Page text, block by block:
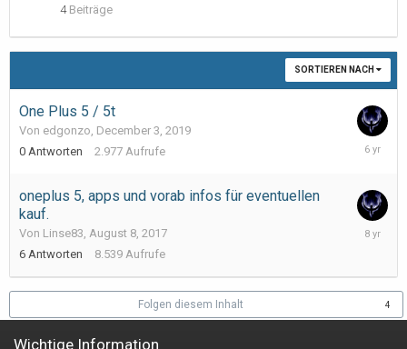
4 Beiträge
SORTIEREN NACH
One Plus 5 / 5t
Von edgonzo, December 3, 2019
0 Antworten 2.977 Aufrufe
oneplus 5, apps und vorab infos für eventuellen
kauf.
Von Linse83, August 8, 2017
6 Antworten 8.539 Aufrufe
Folgen diesem Inhalt 4
Wichtige Information